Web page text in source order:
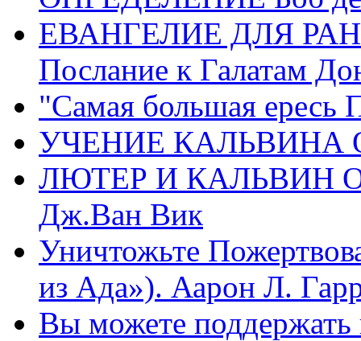
ЕВАНГЕЛИЕ ДЛЯ
Послание к Галатам
"Самая большая ересь
УЧЕНИЕ КАЛЬВИНА
ЛЮТЕР И КАЛЬВИН
Дж.Ван Вик
Уничтожьте
из Ада»). Аарон Л.
Вы можете